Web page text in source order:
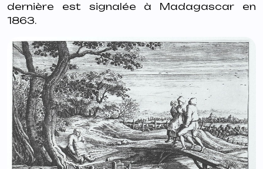
dernière est signalée à Madagascar en
1863.